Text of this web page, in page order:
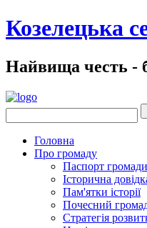
Козелецька
Найвища честь -
Головна
Про громаду
Паспорт громади
Історична
Пам'ятки історії
Почесний
Стратегія